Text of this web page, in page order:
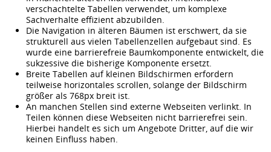
verschachtelte Tabellen verwendet, um komplexe
Sachverhalte effizient abzubilden.
Die Navigation in älteren Bäumen ist erschwert, da sie
strukturell aus vielen Tabellenzellen aufgebaut sind. Es
wurde eine barrierefreie Baumkomponente entwickelt, die
sukzessive die bisherige Komponente ersetzt.
Breite Tabellen auf kleinen Bildschirmen erfordern
teilweise horizontales scrollen, solange der Bildschirm
größer als 768px breit ist.
An manchen Stellen sind externe Webseiten verlinkt. In
Teilen können diese Webseiten nicht barrierefrei sein.
Hierbei handelt es sich um Angebote Dritter, auf die wir
keinen Einfluss haben.